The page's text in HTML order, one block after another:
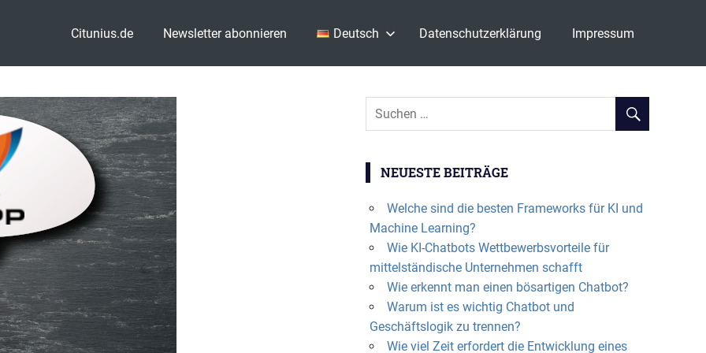
Citunius.de Newsletter abonnieren Deutsch Datenschutzerklärung Impressum
NEUESTE BEITRÄGE
Welche sind die besten Frameworks für KI und
Machine Learning?
Wie KI-Chatbots Wettbewerbsvorteile für
mittelständische Unternehmen schafft
Wie erkennt man einen bösartigen Chatbot?
Warum ist es wichtig Chatbot und
Geschäftslogik zu trennen?
Wie viel Zeit erfordert die Entwicklung eines